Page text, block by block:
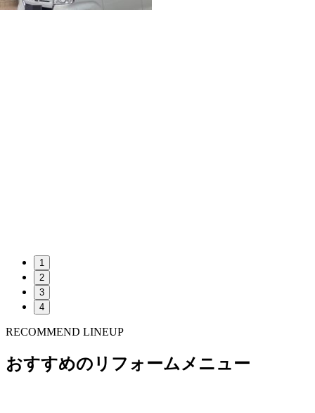
1
2
3
4
RECOMMEND LINEUP
おすすめのリフォームメニュー